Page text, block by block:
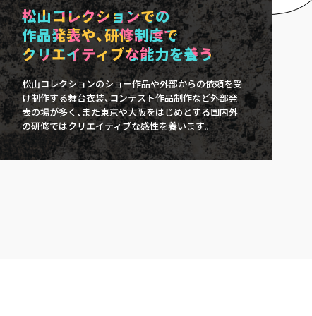
松⼭コレクションでの
作品発表や、研修制度で
クリエイティブな能⼒を養う
松⼭コレクションのショー作品や外部からの依頼を受
け制作する舞台⾐装、コンテスト作品制作など外部発
表の場が多く、また東京や⼤阪をはじめとする国内外
の研修ではクリエイティブな感性を養います。